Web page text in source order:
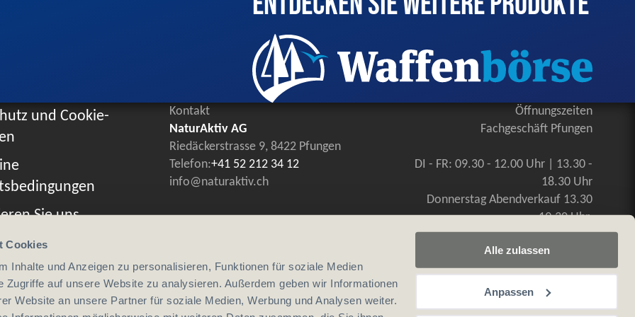
Cookies
Inhalte und Anzeigen zu personalisieren, Funktionen für soziale Medien
Zugriffe auf unsere Website zu analysieren. Außerdem geben wir Informationen
Website an unsere Partner für soziale Medien, Werbung und Analysen weiter.
Alle zulassen
Anpassen
und Cookie-
Sie uns
Kontakt
NaturAktiv AG
Riedäckerstrasse 9, 8422 Pfungen
Telefon:+41 52 212 34 12
info@naturaktiv.ch
Öffnungszeiten
Fachgeschäft Pfungen
DI - FR: 09.30 - 12.00 Uhr | 13.30 -
18.30 Uhr
Donnerstag Abendverkauf 13.30
-19.30 Uhr
SA: 09.00 - 16.00 Uhr, durchgehend